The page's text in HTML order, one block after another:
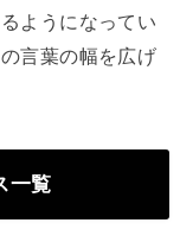
ようになってい
言葉の幅を広げ
一覧